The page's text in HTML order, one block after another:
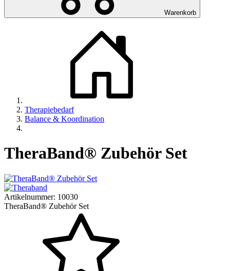
Warenkorb
Therapiebedarf
Balance & Koordination
TheraBand® Zubehör Set
Artikelnummer: 10030
TheraBand® Zubehör Set